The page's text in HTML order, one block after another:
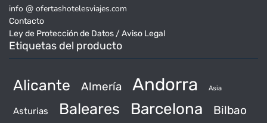
info @ ofertashotelesviajes.com
Contacto
Ley de Protección de Datos / Aviso Legal
Etiquetas del producto
Alicante Almería Andorra Asia
Asturias Baleares Barcelona Bilbao